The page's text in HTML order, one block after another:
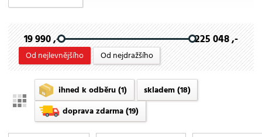
19 990 ,- 225 048 ,-
Od nejlevnějšího Od nejdražšího
ihned k odběru(1) skladem(18)
doprava zdarma(19)